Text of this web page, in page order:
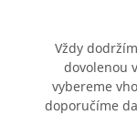
Vždy
dovolenou
vybereme
doporučíme